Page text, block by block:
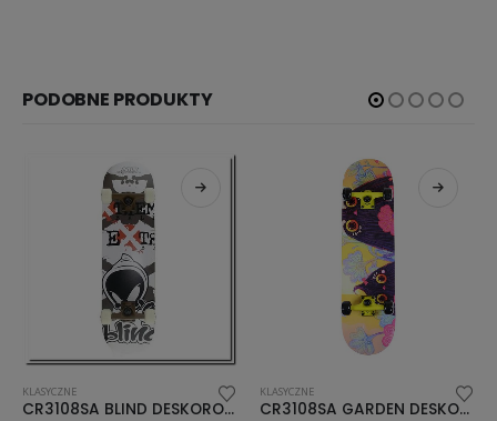
PODOBNE PRODUKTY
KLASYCZNE
CR3108SA GARDEN DESKOROLKA NILS EXTREME
KLASYCZNE